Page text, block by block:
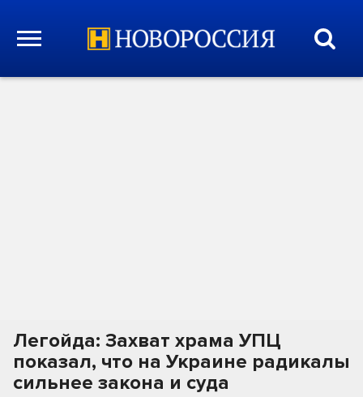
Легойда: Захват храма УПЦ
показал, что на Украине радикалы
сильнее закона и суда